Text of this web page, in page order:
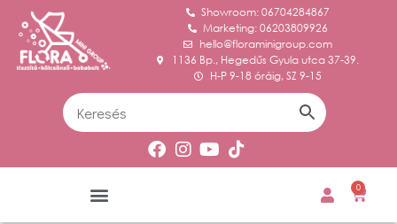
Showroom: 06704284867
Marketing: 06203809926
hello@floraminigroup.com
1136 Bp., Hegedűs Gyula utca 37-39.
H-P 9-18 óráig, SZ 9-15
0